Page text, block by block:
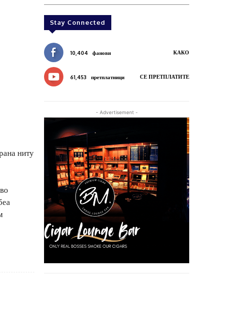
ниту
Stay Connected
10,404 фанови КАКО
61,453 претплатници СЕ ПРЕТПЛАТИТЕ
- Advertisement -